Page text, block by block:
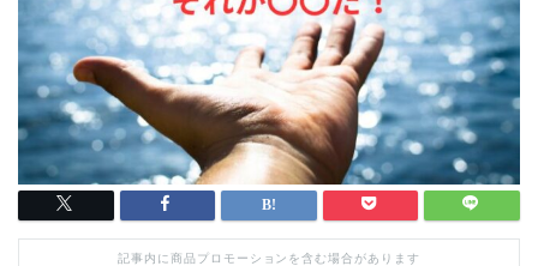
記事内に商品プロモーションを含む場合があります